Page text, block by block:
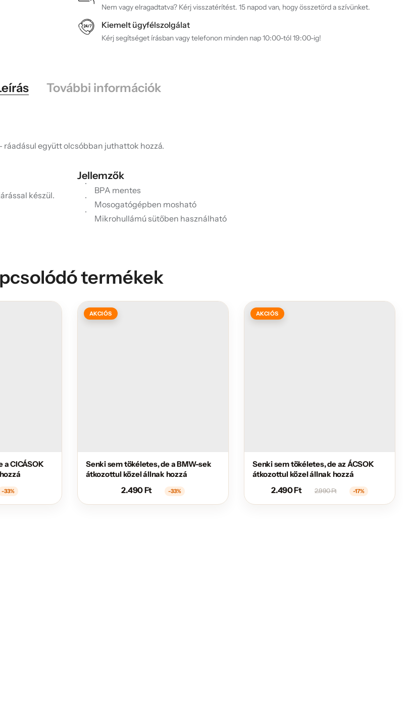
Nem vagy elragadtatva? Kérj visszatérítést. 15 napod van, hogy összetörd a szívünket.
Kiemelt ügyfélszolgálat
Kérj segítséget írásban vagy telefonon minden nap 10:00-tól 19:00-ig!
További információk
együtt olcsóbban juthattok hozzá.
készül.
Jellemzők
BPA mentes
Mosogatógépben mosható
Mikrohullámú sütőben használható
termékek
a CICÁSOK
-33%
AKCIÓS
Senki sem tökéletes, de a BMW-sek
átkozottul közel állnak hozzá
2.490Ft -33%
AKCIÓS
Senki sem tökéletes, de az ÁCSOK
átkozottul közel állnak hozzá
2.490Ft 2.990Ft -17%